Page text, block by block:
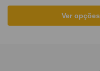
Ver opções